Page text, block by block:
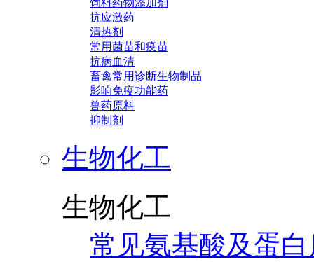
饲料药物添加剂
抗应激药
清热剂
常用菌苗和疫苗
抗病血清
畜禽常用诊断生物制品
影响免疫功能药
兽药原料
抑制剂
生物化工
生物化工
常见氨基酸及蛋